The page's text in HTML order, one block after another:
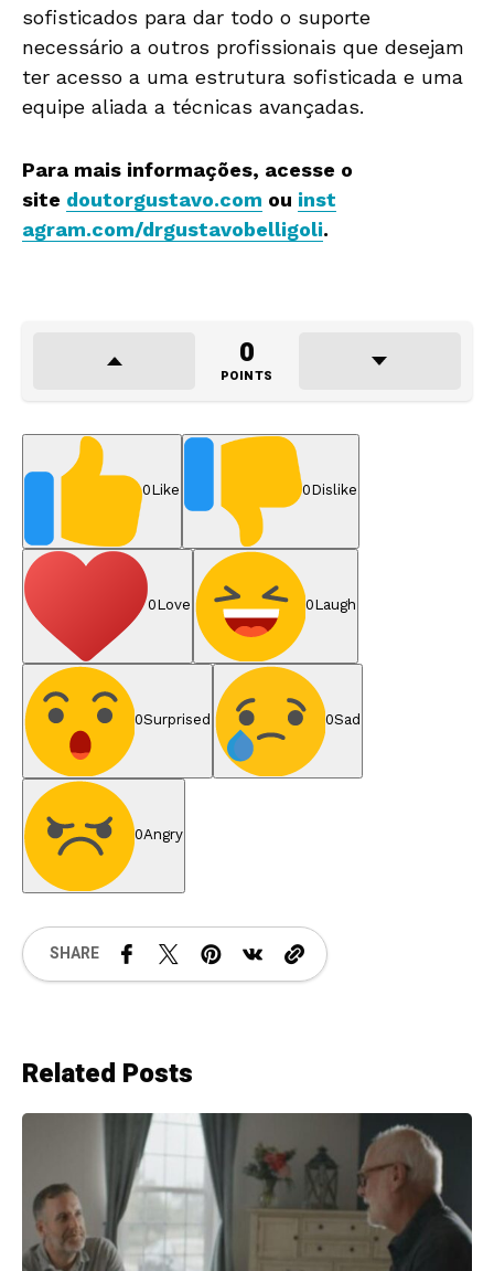
sofisticados para dar todo o suporte
necessário a outros profissionais que desejam
ter acesso a uma estrutura sofisticada e uma
equipe aliada a técnicas avançadas.
Para mais informações, acesse o
site doutorgustavo.com ou inst
agram.com/drgustavobelligoli.
0
POINTS
0Like 0Dislike
0Love 0Laugh
0Surprised 0Sad
0Angry
SHARE
Related Posts